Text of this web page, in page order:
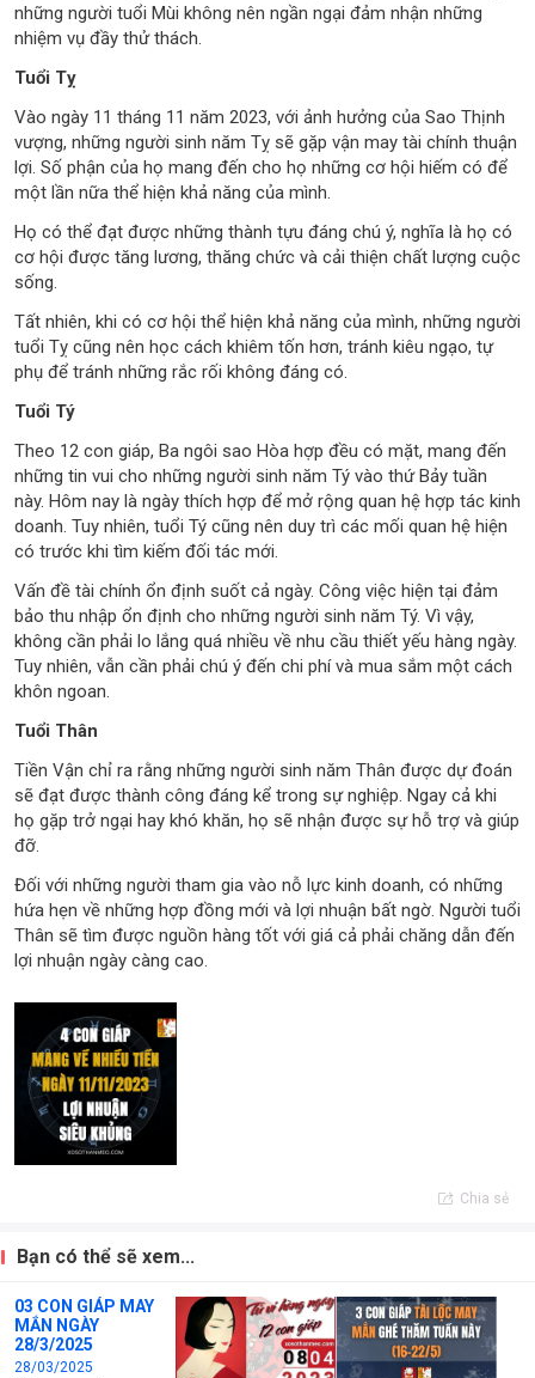
những người tuổi Mùi không nên ngần ngại đảm nhận những
nhiệm vụ đầy thử thách.
Tuổi Tỵ
Vào ngày 11 tháng 11 năm 2023, với ảnh hưởng của Sao Thịnh
vượng, những người sinh năm Tỵ sẽ gặp vận may tài chính thuận
lợi. Số phận của họ mang đến cho họ những cơ hội hiếm có để
một lần nữa thể hiện khả năng của mình.
Họ có thể đạt được những thành tựu đáng chú ý, nghĩa là họ có
cơ hội được tăng lương, thăng chức và cải thiện chất lượng cuộc
sống.
Tất nhiên, khi có cơ hội thể hiện khả năng của mình, những người
tuổi Tỵ cũng nên học cách khiêm tốn hơn, tránh kiêu ngạo, tự
phụ để tránh những rắc rối không đáng có.
Tuổi Tý
Theo 12 con giáp, Ba ngôi sao Hòa hợp đều có mặt, mang đến
những tin vui cho những người sinh năm Tý vào thứ Bảy tuần
này. Hôm nay là ngày thích hợp để mở rộng quan hệ hợp tác kinh
doanh. Tuy nhiên, tuổi Tý cũng nên duy trì các mối quan hệ hiện
có trước khi tìm kiếm đối tác mới.
Vấn đề tài chính ổn định suốt cả ngày. Công việc hiện tại đảm
bảo thu nhập ổn định cho những người sinh năm Tý. Vì vậy,
không cần phải lo lắng quá nhiều về nhu cầu thiết yếu hàng ngày.
Tuy nhiên, vẫn cần phải chú ý đến chi phí và mua sắm một cách
khôn ngoan.
Tuổi Thân
Tiền Vận chỉ ra rằng những người sinh năm Thân được dự đoán
sẽ đạt được thành công đáng kể trong sự nghiệp. Ngay cả khi
họ gặp trở ngại hay khó khăn, họ sẽ nhận được sự hỗ trợ và giúp
đỡ.
Đối với những người tham gia vào nỗ lực kinh doanh, có những
hứa hẹn về những hợp đồng mới và lợi nhuận bất ngờ. Người tuổi
Thân sẽ tìm được nguồn hàng tốt với giá cả phải chăng dẫn đến
lợi nhuận ngày càng cao.
Chia sẻ
Bạn có thể sẽ xem...
03 CON GIÁP MAY
MẮN NGÀY
28/3/2025
28/03/2025